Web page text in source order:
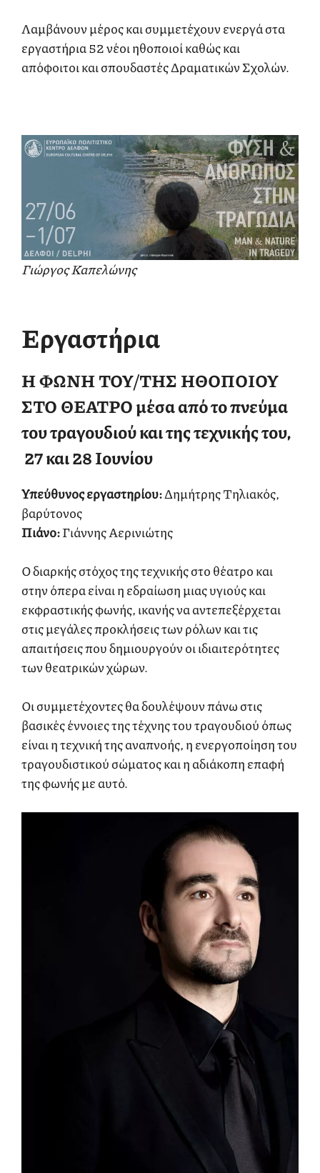
Λαμβάνουν μέρος και συμμετέχουν ενεργά στα
εργαστήρια 52 νέοι ηθοποιοί καθώς και
απόφοιτοι και σπουδαστές Δραματικών Σχολών.
Γιώργος Καπελώνης
Εργαστήρια
Η ΦΩΝΗ ΤΟΥ/ΤΗΣ ΗΘΟΠΟΙΟΥ
ΣΤΟ ΘΕΑΤΡΟ μέσα από το πνεύμα
του τραγουδιού και της τεχνικής του,
27 και 28 Ιουνίου
Υπεύθυνος εργαστηρίου:Δημήτρης Τηλιακός,
βαρύτονος
Πιάνο:Γιάννης Αερινιώτης
Ο διαρκής στόχος της τεχνικής στο θέατρο και
στην όπερα είναι η εδραίωση μιας υγιούς και
εκφραστικής φωνής, ικανής να αντεπεξέρχεται
στις μεγάλες προκλήσεις των ρόλων και τις
απαιτήσεις που δημιουργούν οι ιδιαιτερότητες
των θεατρικών χώρων.
Οι συμμετέχοντες θα δουλέψουν πάνω στις
βασικές έννοιες της τέχνης του τραγουδιού όπως
είναι η τεχνική της αναπνοής, η ενεργοποίηση του
τραγουδιστικού σώματος και η αδιάκοπη επαφή
της φωνής με αυτό.